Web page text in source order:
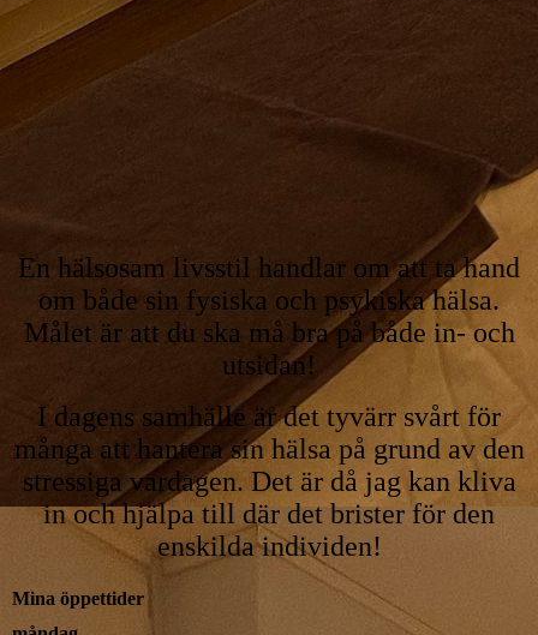
En hälsosam livsstil handlar om att ta hand
om både sin fysiska och psykiska hälsa.
Målet är att du ska må bra på både in- och
utsidan!
I dagens samhälle är det tyvärr svårt för
många att hantera sin hälsa på grund av den
stressiga vardagen. Det är då jag kan kliva
in och hjälpa till där det brister för den
enskilda individen!
Mina öppettider